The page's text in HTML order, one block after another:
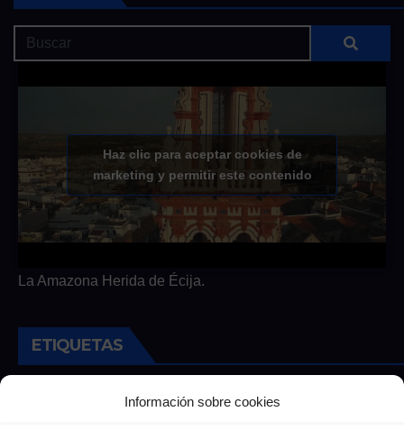
Información sobre cookies
Haz clic para aceptar cookies de
marketing y permitir este contenido
La Amazona Herida de Écija.
ETIQUETAS
Andalucía Cultura Deportes